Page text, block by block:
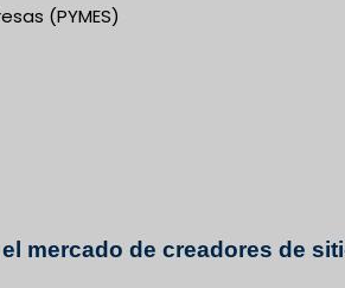
(PYMES)
mercado de creadores de